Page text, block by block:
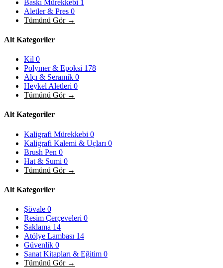
Baskı Mürekkebi 1
Aletler & Pres 0
Tümünü Gör →
Alt Kategoriler
Kil 0
Polymer & Epoksi 178
Alçı & Seramik 0
Heykel Aletleri 0
Tümünü Gör →
Alt Kategoriler
Kaligrafi Mürekkebi 0
Kaligrafi Kalemi & Uçları 0
Brush Pen 0
Hat & Sumi 0
Tümünü Gör →
Alt Kategoriler
Şövale 0
Resim Çerçeveleri 0
Saklama 14
Atölye Lambası 14
Güvenlik 0
Sanat Kitapları & Eğitim 0
Tümünü Gör →